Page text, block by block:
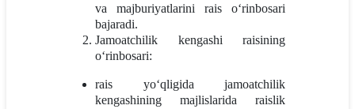
va majburiyatlarini rais o‘rinbosari
bajaradi.
Jamoatchilik kengashi raisining
o‘rinbosari:
rais yo‘qligida jamoatchilik
kengashining majlislarida raislik